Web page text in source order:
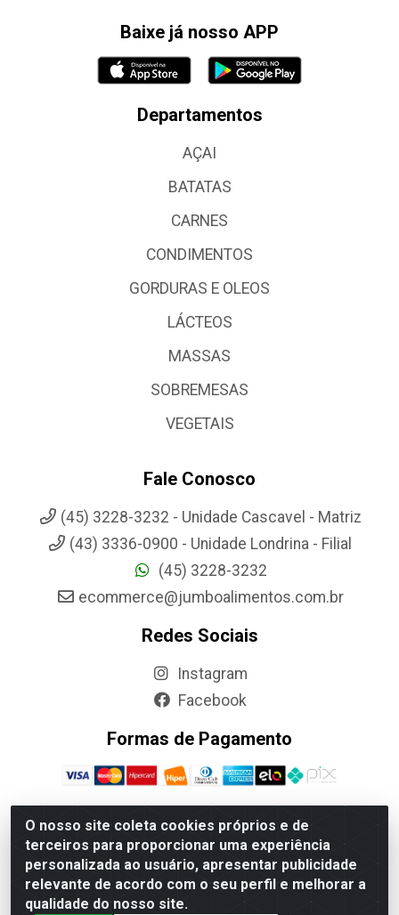
O nosso site coleta cookies próprios e de
terceiros para proporcionar uma experiência
personalizada ao usuário, apresentar publicidade
relevante de acordo com o seu perfil e melhorar a
qualidade do nosso site.
Baixe já nosso APP
Departamentos
AÇAI
BATATAS
CARNES
CONDIMENTOS
GORDURAS E OLEOS
LÁCTEOS
MASSAS
SOBREMESAS
VEGETAIS
Fale Conosco
(45) 3228-3232 - Unidade Cascavel - Matriz
(43) 3336-0900 - Unidade Londrina - Filial
(45) 3228-3232
ecommerce@jumboalimentos.com.br
Redes Sociais
Instagram
Facebook
Formas de Pagamento
Jumbo Alimentos Cascavel - Matriz - Rua Itatiba Do Sul, 161 -
Santos Dumont, Cascavel-PR - CEP 85804-700- CNPJ
85.522.043/0001-90